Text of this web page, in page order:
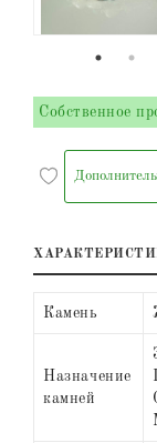
Собственное
Камень
Назначение
камней